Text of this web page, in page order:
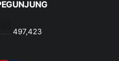
497,423